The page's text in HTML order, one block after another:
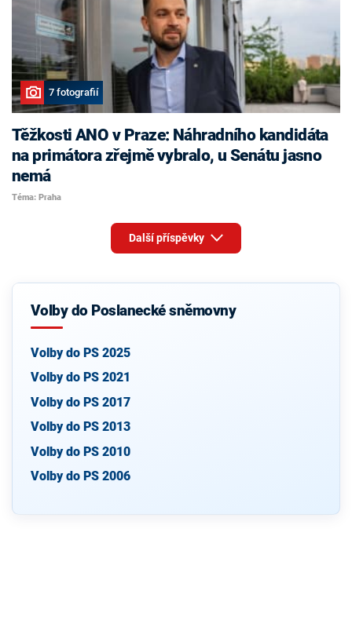
7 fotografií
Těžkosti ANO v Praze: Náhradního kandidáta
na primátora zřejmě vybralo, u Senátu jasno
nemá
Téma: Praha
Další příspěvky
Volby do Poslanecké sněmovny
Volby do PS 2025
Volby do PS 2021
Volby do PS 2017
Volby do PS 2013
Volby do PS 2010
Volby do PS 2006